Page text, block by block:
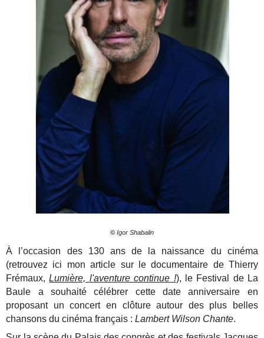
© Igor Shabalin
À l’occasion des 130 ans de la naissance du cinéma
(retrouvez ici mon article sur le documentaire de Thierry
Frémaux,Lumière, l'aventure continue !), le Festival de La
Baule a souhaité célébrer cette date anniversaire en
proposant un concert en clôture autour des plus belles
chansons du cinéma français :Lambert Wilson Chante.